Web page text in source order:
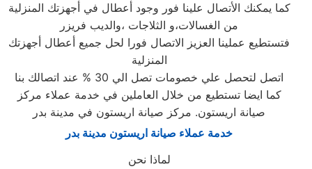
كما يمكنك الأتصال علينا فور وجود أعطال في أجهزتك المنزلية
من الغسالات،و الثلاجات ،والديب فريزر
فتستطيع عملينا العزيز الاتصال فورا لحل جميع أعطال أجهزتك
المنزلية
اتصل لتحصل علي خصومات تصل الي 30 % عند اتصالك بنا
كما ايضا تستطيع من خلال العاملين في خدمة عملاء مركز
صيانة اريستون. مركز صيانة اريستون في مدينة بدر
خدمة عملاء صيانة اريستون مدينة بدر
لماذا نحن